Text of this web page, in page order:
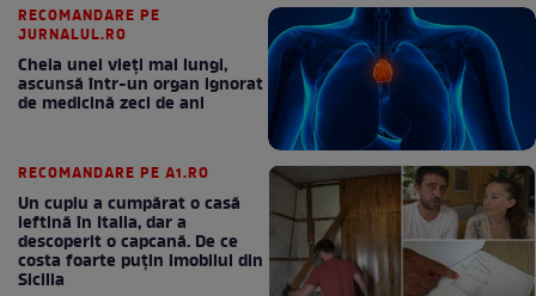
RECOMANDARE PE
JURNALUL.RO
Cheia unei vieți mai lungi,
ascunsă într-un organ ignorat
de medicină zeci de ani
RECOMANDARE PE A1.RO
Un cuplu a cumpărat o casă
ieftină în Italia, dar a
descoperit o capcană. De ce
costa foarte puțin imobilul din
Sicilia